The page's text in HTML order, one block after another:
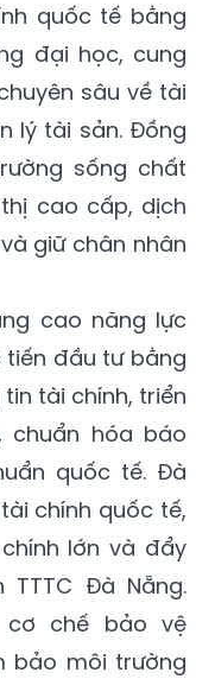
quốc tế bằng
đại học, cung
sâu về tài
lý tài sản. Đồng
sống chất
cao cấp, dịch
giữ chân nhân
cao năng lực
đầu tư bằng
tài chính, triển
chuẩn hóa báo
quốc tế. Đà
chính quốc tế,
lớn và đẩy
Đà Nẵng.
cơ chế bảo vệ
bảo môi trường